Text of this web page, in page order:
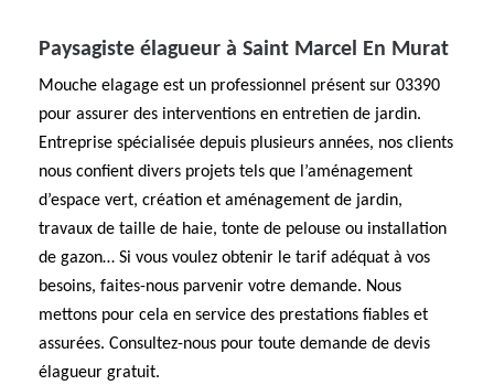
Paysagiste élagueur à Saint Marcel En Murat
Mouche elagage est un professionnel présent sur 03390
pour assurer des interventions en entretien de jardin.
Entreprise spécialisée depuis plusieurs années, nos clients
nous confient divers projets tels que l’aménagement
d’espace vert, création et aménagement de jardin,
travaux de taille de haie, tonte de pelouse ou installation
de gazon… Si vous voulez obtenir le tarif adéquat à vos
besoins, faites-nous parvenir votre demande. Nous
mettons pour cela en service des prestations fiables et
assurées. Consultez-nous pour toute demande de devis
élagueur gratuit.